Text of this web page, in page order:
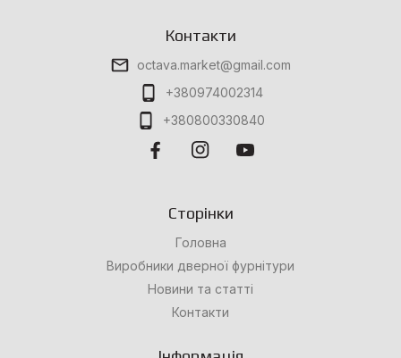
Контакти
octava.market@gmail.com
+380974002314
+380800330840
Сторінки
Головна
Виробники дверної фурнітури
Новини та статті
Контакти